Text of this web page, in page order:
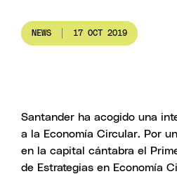
NEWS 17 OCT 2019
Santander ha acogido una
a la Economía Circular. Por
en la capital cántabra el
de Estrategias en Economía